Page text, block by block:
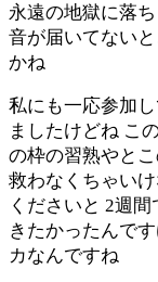
永遠の地獄に落
音が届いてない
かね
私にも一応参加
ましたけどね こ
の枠の習熟やと
救わなくちゃい
くださいと 2週
きたかったんで
カなんですね